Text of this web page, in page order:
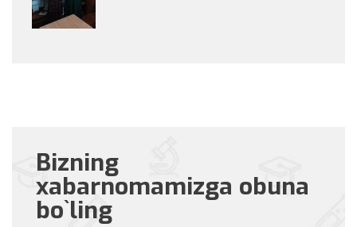
Bizning
xabarnomamizga obuna
bo`ling